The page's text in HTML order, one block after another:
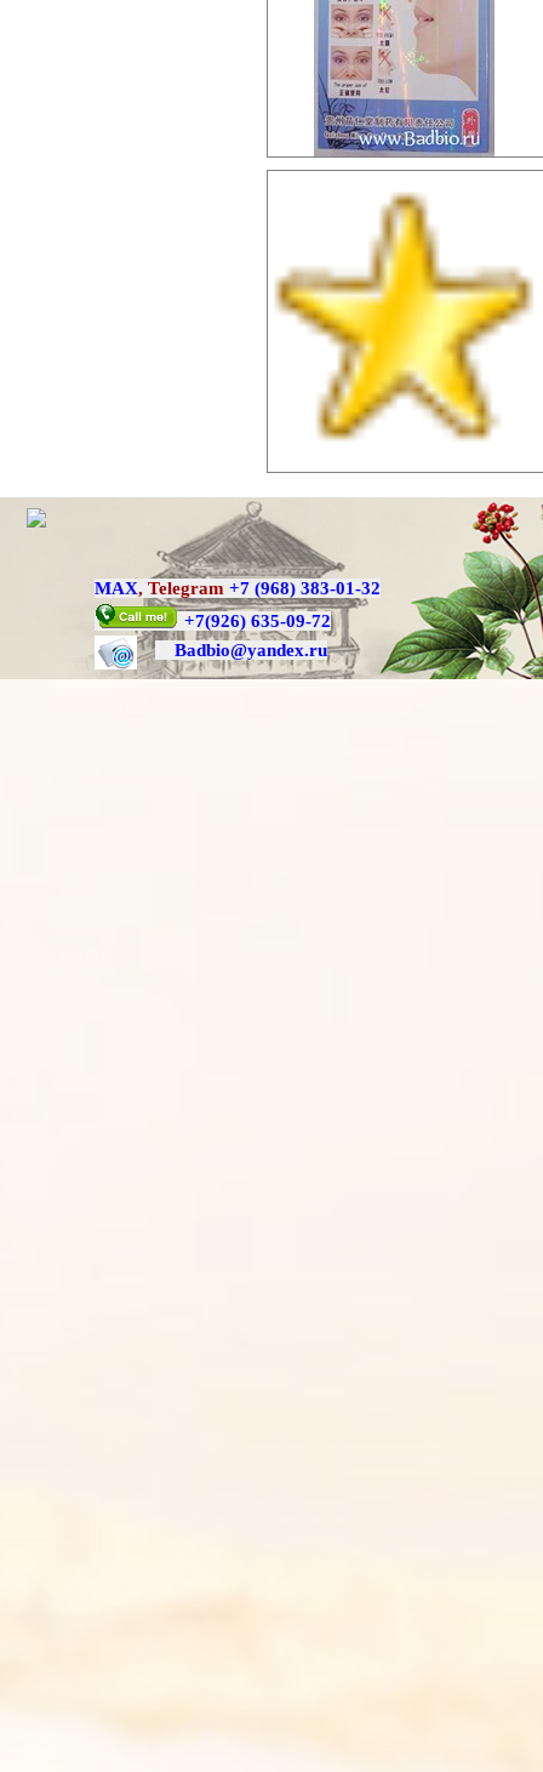
MAX, Telegram +7 (968) 383-01-32
+7(926) 635-09-72
Badbio@yandex.ru